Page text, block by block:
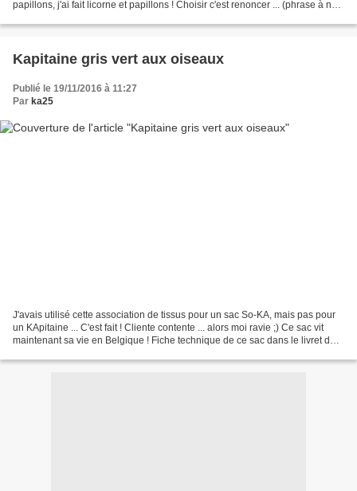
papillons, j'ai fait licorne et papillons ! Choisir c'est renoncer ... (phrase à ne
Kapitaine gris vert aux oiseaux
Publié le 19/11/2016 à 11:27
Par ka25
J'avais utilisé cette association de tissus pour un sac So-KA, mais pas pour
un KApitaine ... C'est fait ! Cliente contente ... alors moi ravie ;) Ce sac vit
maintenant sa vie en Belgique ! Fiche technique de ce sac dans le livret des